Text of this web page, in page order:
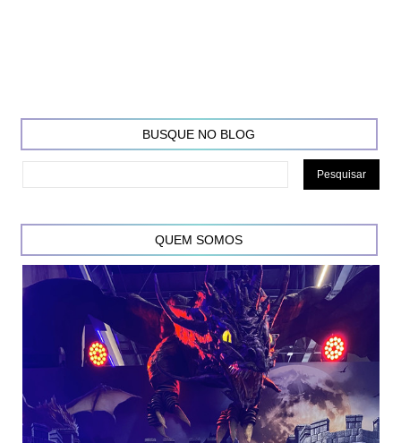
BUSQUE NO BLOG
QUEM SOMOS